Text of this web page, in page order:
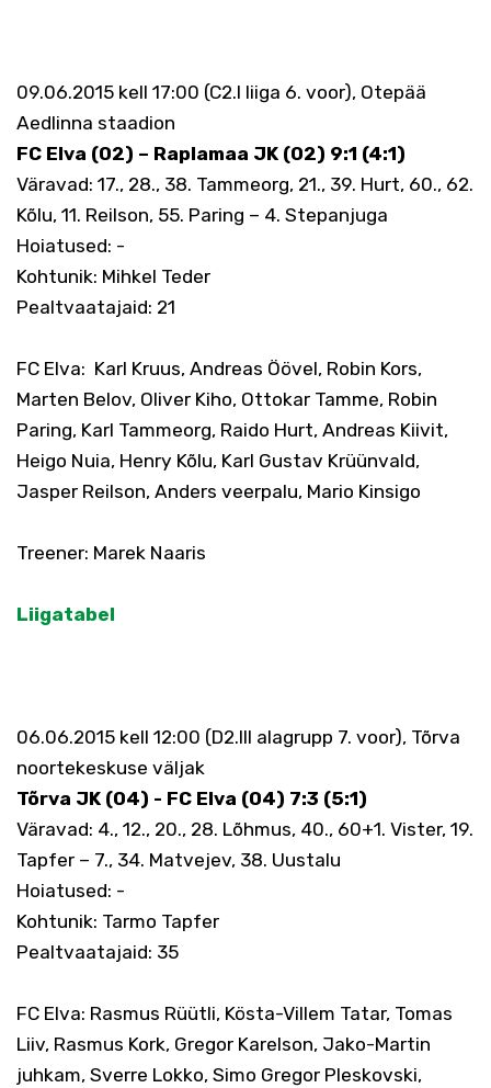
09.06.2015 kell 17:00 (C2.I liiga 6. voor), Otepää
Aedlinna staadion
FC Elva (02) – Raplamaa JK (02) 9:1 (4:1)
Väravad: 17., 28., 38. Tammeorg, 21., 39. Hurt, 60., 62.
Kõlu, 11. Reilson, 55. Paring – 4. Stepanjuga
Hoiatused: -
Kohtunik: Mihkel Teder
Pealtvaatajaid: 21
FC Elva: Karl Kruus, Andreas Öövel, Robin Kors,
Marten Belov, Oliver Kiho, Ottokar Tamme, Robin
Paring, Karl Tammeorg, Raido Hurt, Andreas Kiivit,
Heigo Nuia, Henry Kõlu, Karl Gustav Krüünvald,
Jasper Reilson, Anders veerpalu, Mario Kinsigo
Treener: Marek Naaris
Liigatabel
06.06.2015 kell 12:00 (D2.III alagrupp 7. voor), Tõrva
noortekeskuse väljak
Tõrva JK (04) - FC Elva (04) 7:3 (5:1)
Väravad: 4., 12., 20., 28. Lõhmus, 40., 60+1. Vister, 19.
Tapfer – 7., 34. Matvejev, 38. Uustalu
Hoiatused: -
Kohtunik: Tarmo Tapfer
Pealtvaatajaid: 35
FC Elva: Rasmus Rüütli, Kösta-Villem Tatar, Tomas
Liiv, Rasmus Kork, Gregor Karelson, Jako-Martin
juhkam, Sverre Lokko, Simo Gregor Pleskovski,